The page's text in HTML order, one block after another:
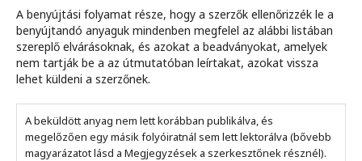
A benyújtási folyamat része, hogy a szerzők ellenőrizzék le a
benyújtandó anyaguk mindenben megfelel az alábbi listában
szereplő elvárásoknak, és azokat a beadványokat, amelyek
nem tartják be a az útmutatóban leírtakat, azokat vissza
lehet küldeni a szerzőnek.
A beküldött anyag nem lett korábban publikálva, és
megelőzően egy másik folyóiratnál sem lett lektorálva (bővebb
magyarázatot lásd a Megjegyzések a szerkesztőnek résznél).